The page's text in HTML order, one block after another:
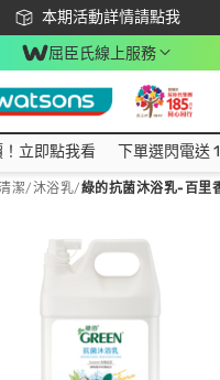
本期活動詳情請點我
下載app最高回饋$350
屈臣氏線上服務
即點我看
立即點我看 下單選閃電送
潔/沐浴乳/綠的抗菌沐浴乳-百里